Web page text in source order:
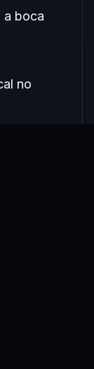
a boca
no